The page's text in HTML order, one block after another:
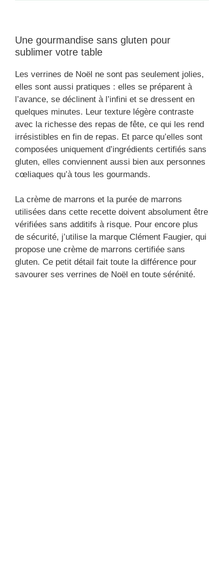
Une gourmandise sans gluten pour
sublimer votre table
Les verrines de Noël ne sont pas seulement jolies,
elles sont aussi pratiques : elles se préparent à
l’avance, se déclinent à l’infini et se dressent en
quelques minutes. Leur texture légère contraste
avec la richesse des repas de fête, ce qui les rend
irrésistibles en fin de repas. Et parce qu’elles sont
composées uniquement d’ingrédients certifiés sans
gluten, elles conviennent aussi bien aux personnes
cœliaques qu’à tous les gourmands.
La crème de marrons et la purée de marrons
utilisées dans cette recette doivent absolument être
vérifiées sans additifs à risque. Pour encore plus
de sécurité, j’utilise la marque Clément Faugier, qui
propose une crème de marrons certifiée sans
gluten. Ce petit détail fait toute la différence pour
savourer ses verrines de Noël en toute sérénité.